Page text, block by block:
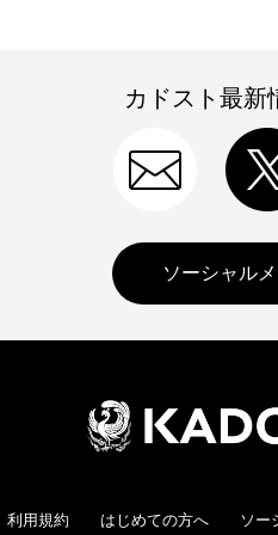
カドスト最新
ソーシャル
利用規約 はじめての方へ ソー